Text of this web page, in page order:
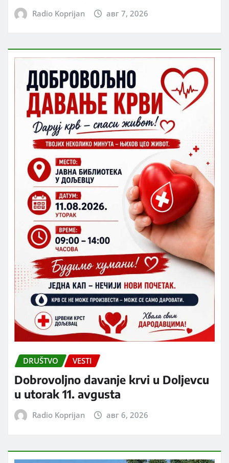
Radio Koprijan авг 7, 2026
DRUŠTVO VESTI
Dobrovoljno davanje krvi u Doljevcu
u utorak 11. avgusta
Radio Koprijan авг 6, 2026